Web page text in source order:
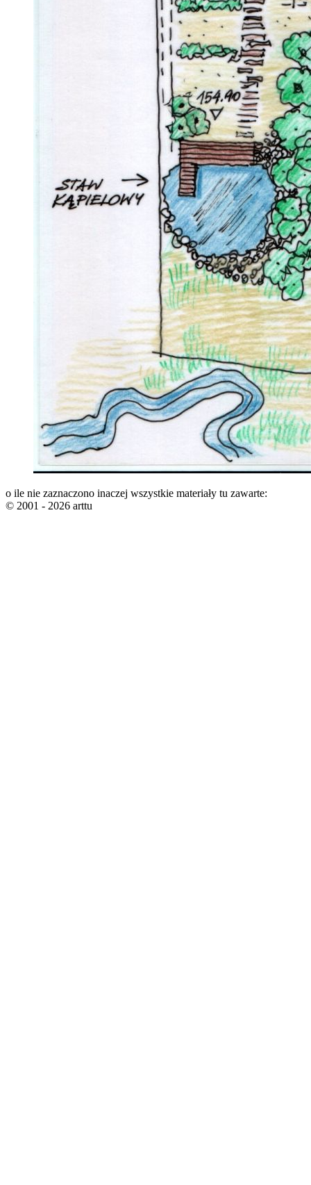
o ile nie zaznaczono inaczej wszystkie materiały tu zawarte:
© 2001 - 2026 arttu